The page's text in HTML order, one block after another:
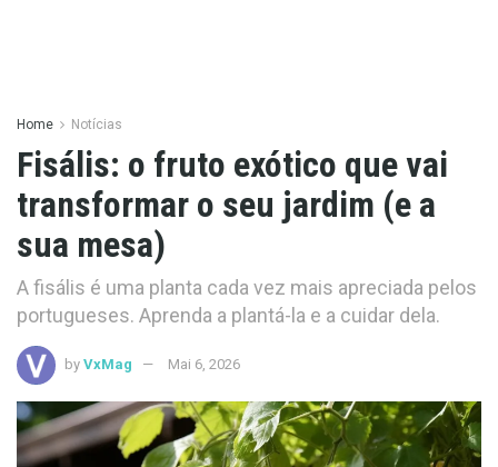
Home Notícias
Fisális: o fruto exótico que vai
transformar o seu jardim (e a
sua mesa)
A fisális é uma planta cada vez mais apreciada pelos
portugueses. Aprenda a plantá-la e a cuidar dela.
by VxMag Mai 6, 2026